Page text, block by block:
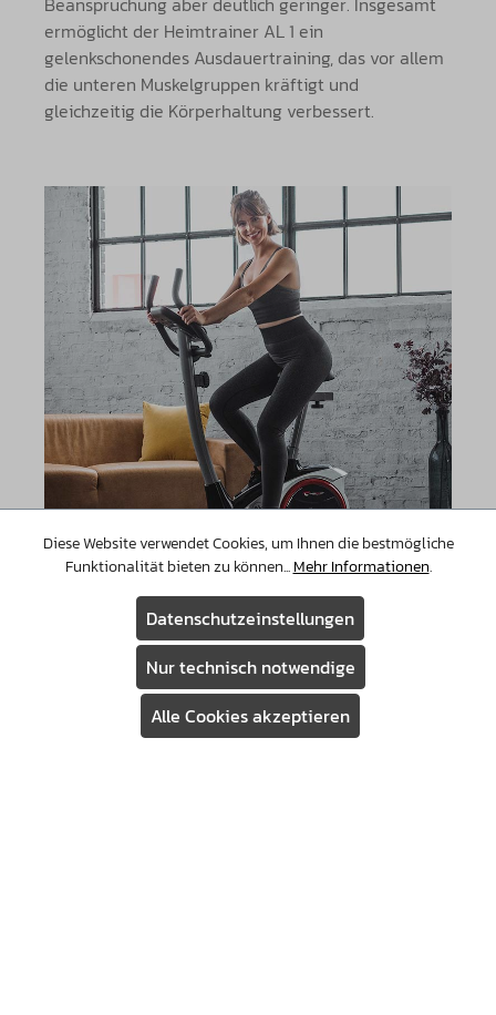
ermöglicht der Heimtrainer AL 1 ein
gelenkschonendes Ausdauertraining, das vor allem
die unteren Muskelgruppen kräftigt und
gleichzeitig die Körperhaltung verbessert.
Assistent
Diese Website verwendet Cookies, um Ihnen die bestmögliche
Funktionalität bieten zu können...Mehr Informationen.
Datenschutzeinstellungen
Nur technisch notwendige
Alle Cookies akzeptieren